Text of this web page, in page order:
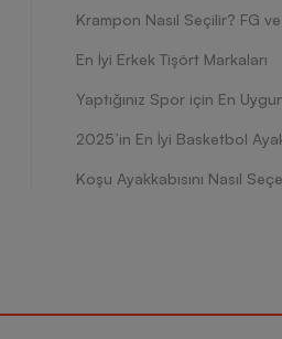
En İyi Erkek Tişört Markaları
Yaptığınız Spor için En
2025’in En İyi Basketbol
Koşu Ayakkabısını Nasıl